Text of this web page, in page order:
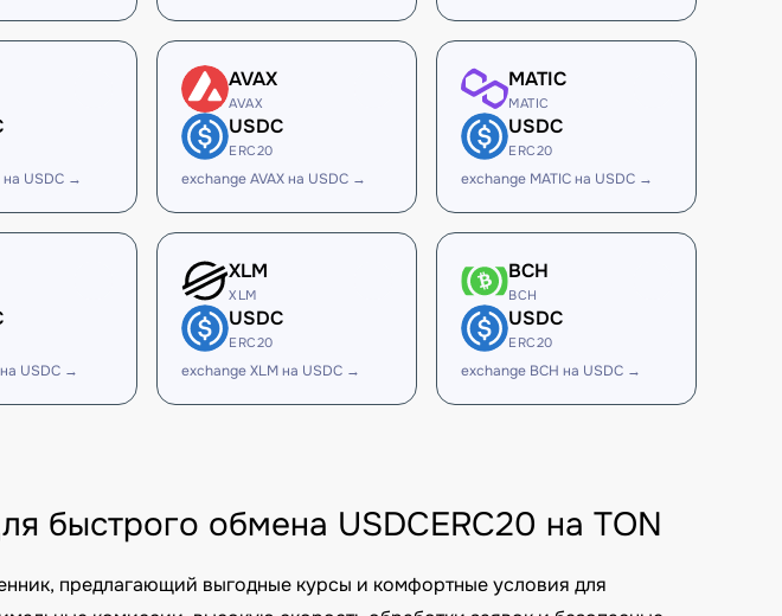
на USDC →
AVAX
AVAX
USDC
ERC20
exchange AVAX на USDC →
MATIC
MATIC
USDC
ERC20
exchange MATIC на USDC →
USDC →
XLM
XLM
USDC
ERC20
exchange XLM на USDC →
BCH
BCH
USDC
ERC20
exchange BCH на USDC →
быстрого обмена USDCERC20 на TON
предлагающий выгодные курсы и комфортные условия для